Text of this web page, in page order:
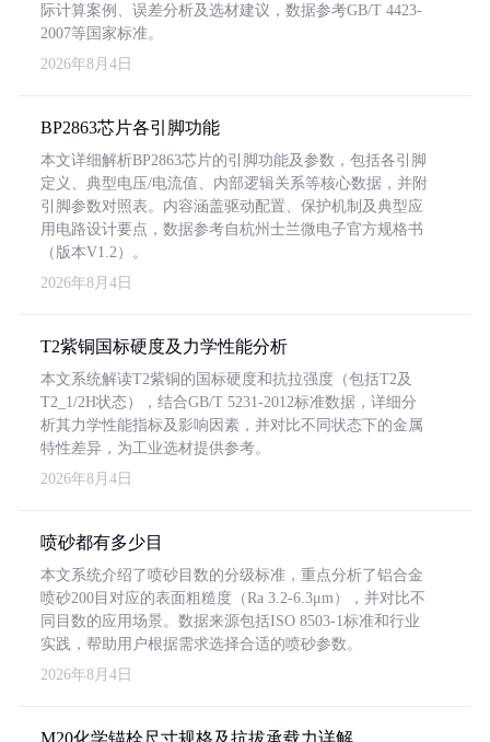
际计算案例、误差分析及选材建议，数据参考GB/T 4423-
2007等国家标准。
2026年8月4日
BP2863芯片各引脚功能
本文详细解析BP2863芯片的引脚功能及参数，包括各引脚
定义、典型电压/电流值、内部逻辑关系等核心数据，并附
引脚参数对照表。内容涵盖驱动配置、保护机制及典型应
用电路设计要点，数据参考自杭州士兰微电子官方规格书
（版本V1.2）。
2026年8月4日
T2紫铜国标硬度及力学性能分析
本文系统解读T2紫铜的国标硬度和抗拉强度（包括T2及
T2_1/2H状态），结合GB/T 5231-2012标准数据，详细分
析其力学性能指标及影响因素，并对比不同状态下的金属
特性差异，为工业选材提供参考。
2026年8月4日
喷砂都有多少目
本文系统介绍了喷砂目数的分级标准，重点分析了铝合金
喷砂200目对应的表面粗糙度（Ra 3.2-6.3μm），并对比不
同目数的应用场景。数据来源包括ISO 8503-1标准和行业
实践，帮助用户根据需求选择合适的喷砂参数。
2026年8月4日
M20化学锚栓尺寸规格及抗拔承载力详解